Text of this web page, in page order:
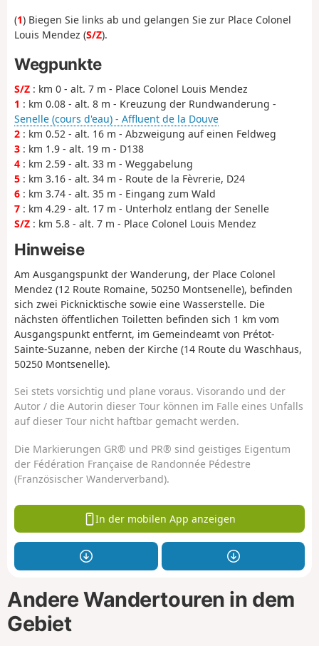
(1) Biegen Sie links ab und gelangen Sie zur Place Colonel
Louis Mendez (S/Z).
Wegpunkte
S/Z : km 0 - alt. 7 m - Place Colonel Louis Mendez
1 : km 0.08 - alt. 8 m - Kreuzung der Rundwanderung -
Senelle (cours d'eau) - Affluent de la Douve
2 : km 0.52 - alt. 16 m - Abzweigung auf einen Feldweg
3 : km 1.9 - alt. 19 m - D138
4 : km 2.59 - alt. 33 m - Weggabelung
5 : km 3.16 - alt. 34 m - Route de la Fèvrerie, D24
6 : km 3.74 - alt. 35 m - Eingang zum Wald
7 : km 4.29 - alt. 17 m - Unterholz entlang der Senelle
S/Z : km 5.8 - alt. 7 m - Place Colonel Louis Mendez
Hinweise
Am Ausgangspunkt der Wanderung, der Place Colonel
Mendez (12 Route Romaine, 50250 Montsenelle), befinden
sich zwei Picknicktische sowie eine Wasserstelle. Die
nächsten öffentlichen Toiletten befinden sich 1 km vom
Ausgangspunkt entfernt, im Gemeindeamt von Prétot-
Sainte-Suzanne, neben der Kirche (14 Route du Waschhaus,
50250 Montsenelle).
Sei stets vorsichtig und plane voraus. Visorando und der
Autor / die Autorin dieser Tour können im Falle eines Unfalls
auf dieser Tour nicht haftbar gemacht werden.
Die Markierungen GR® und PR® sind geistiges Eigentum
der Fédération Française de Randonnée Pédestre
(Französischer Wanderverband).
In der mobilen App anzeigen
Andere Wandertouren in dem
Gebiet